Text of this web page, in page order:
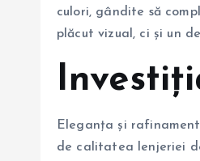
culori, gândite să
plăcut vizual, ci și un
Eleganța și
de calitatea lenjeriei